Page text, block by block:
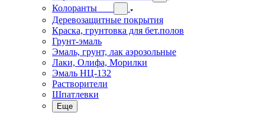
Колоранты
Деревозащитные покрытия
Краска, грунтовка для бет.полов
Грунт-эмаль
Эмаль, грунт, лак аэрозольные
Лаки, Олифа, Морилки
Эмаль НЦ-132
Растворители
Шпатлевки
Еще